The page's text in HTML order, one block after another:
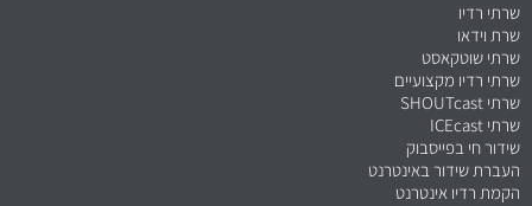
שרתי רדיו
שרת וידאו
שרתי שוטקאסט
שרתי רדיו מקצועיים
שרתי SHOUTcast
שרתי ICEcast
שידור חי בפייסבוק
העברת שידור באינטרנט
הקמת רדיו אינטרנט